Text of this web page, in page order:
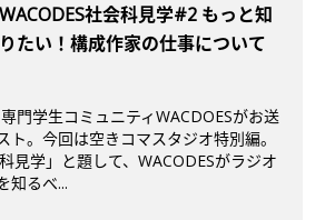
WACODES社会科見学#2 もっと知
りたい！構成作家の仕事について
門学生コミュニティWACDOESがお送
ト。今回は空きコマスタジオ特別編。
科見学」と題して、WACODESがラジオ
知るべ...